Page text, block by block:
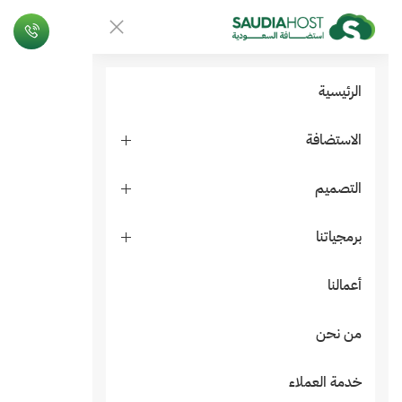
الرئيسية
الاستضافة
التصميم
برمجياتنا
أعمالنا
من نحن
خدمة العملاء